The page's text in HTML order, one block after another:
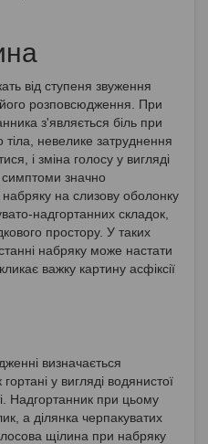
від ступеня звуження
його розповсюдження. При
з'являється біль при
тіла, невелике затруднення
і зміна голосу у вигляді
симптоми значно
на слизову оболонку
надгортанних складок,
простору. У таких
набряку може настати
важку картину асфіксії
визначається
у вигляді водянистої
Надгортанник при цьому
а ділянка черпакуватих
щілина при набряку